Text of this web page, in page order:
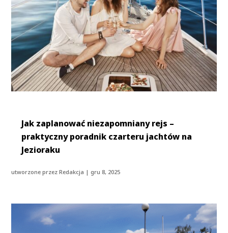
Jak zaplanować niezapomniany rejs –
praktyczny poradnik czarteru jachtów na
Jezioraku
utworzone przezRedakcja | gru 8, 2025